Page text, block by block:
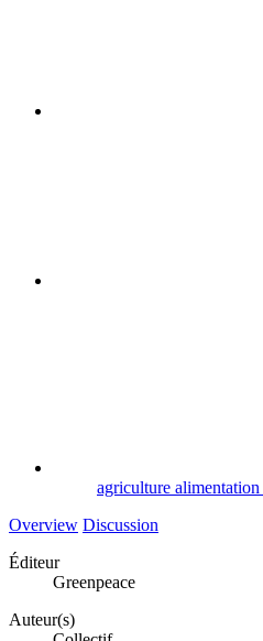
agriculture alimentation
Overview Discussion
Éditeur
Greenpeace
Auteur(s)